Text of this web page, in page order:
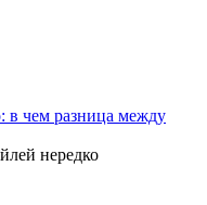
в чем разница между
нередко